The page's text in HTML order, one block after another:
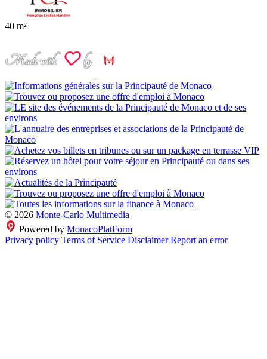
40 m²
© 2026 Monte-Carlo Multimedia
Powered by MonacoPlatForm
Privacy policy Terms of Service Disclaimer Report an error